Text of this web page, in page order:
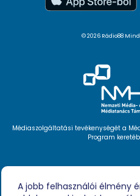
© 2026 Rádio88
Médiaszolgáltatási tevékenységét a
Program
A jobb felhasználói élmény